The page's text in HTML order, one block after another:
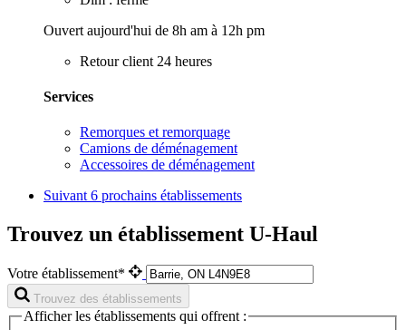
Ouvert aujourd'hui de 8h am à 12h pm
Retour client 24 heures
Services
Remorques et remorquage
Camions de déménagement
Accessoires de déménagement
Suivant 6 prochains établissements
Trouvez un établissement U-Haul
Votre établissement*
Trouvez des établissements
Afficher les établissements qui offrent :